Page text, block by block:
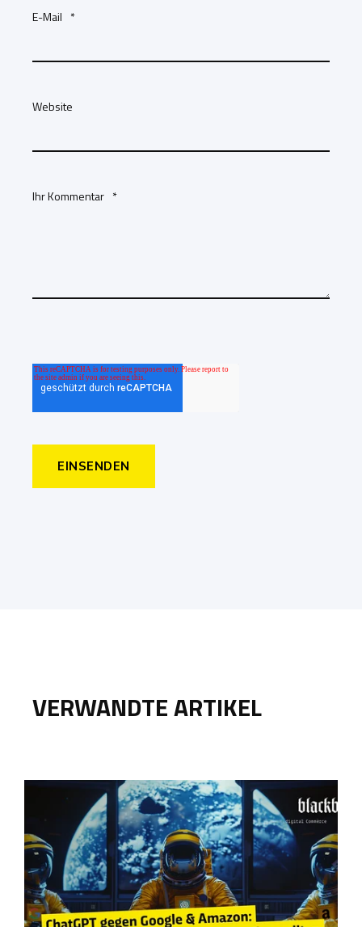
E-Mail *
Website
Ihr Kommentar *
VERWANDTE ARTIKEL